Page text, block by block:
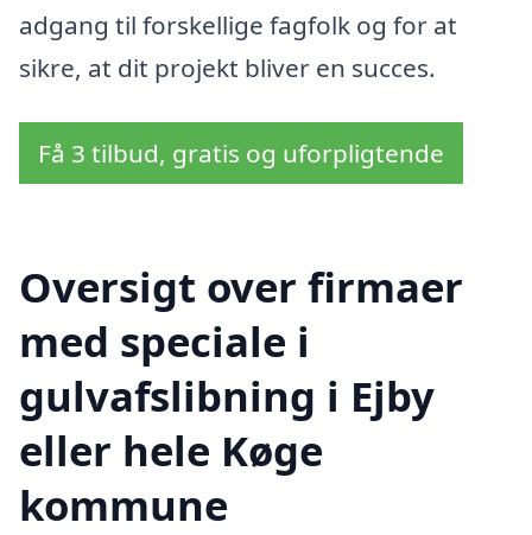
adgang til forskellige fagfolk og for at
sikre, at dit projekt bliver en succes.
Få 3 tilbud, gratis og uforpligtende
Oversigt over firmaer
med speciale i
gulvafslibning i Ejby
eller hele Køge
kommune